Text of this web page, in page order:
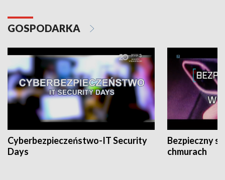
GOSPODARKA
Cyberbezpieczeństwo-IT Security
Days
Bezpieczny
chmurach